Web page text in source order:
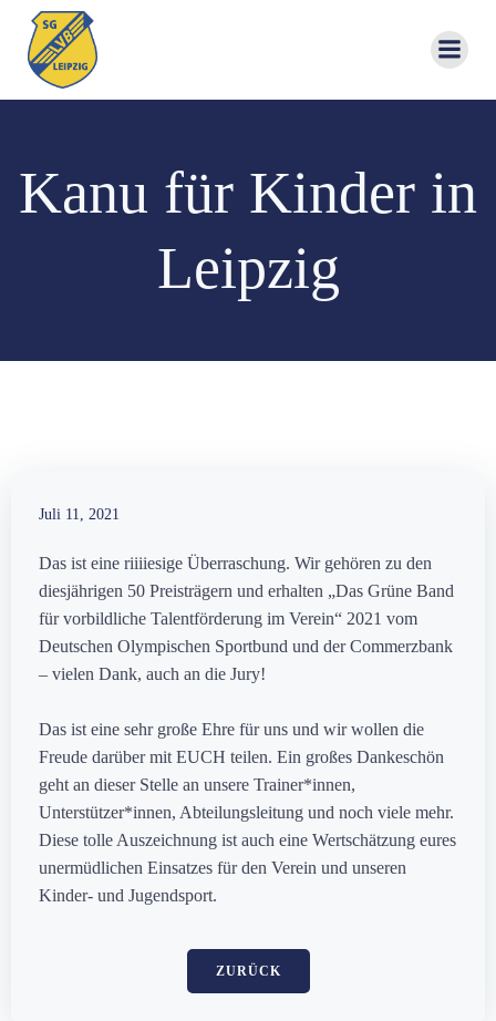
Kanu für Kinder in
Leipzig
Juli 11, 2021
Das ist eine riiiiesige Überraschung. Wir gehören zu den
diesjährigen 50 Preisträgern und erhalten „Das Grüne Band
für vorbildliche Talentförderung im Verein“ 2021 vom
Deutschen Olympischen Sportbund und der Commerzbank
– vielen Dank, auch an die Jury!
Das ist eine sehr große Ehre für uns und wir wollen die
Freude darüber mit EUCH teilen. Ein großes Dankeschön
geht an dieser Stelle an unsere Trainer*innen,
Unterstützer*innen, Abteilungsleitung und noch viele mehr.
Diese tolle Auszeichnung ist auch eine Wertschätzung eures
unermüdlichen Einsatzes für den Verein und unseren
Kinder- und Jugendsport.
ZURÜCK